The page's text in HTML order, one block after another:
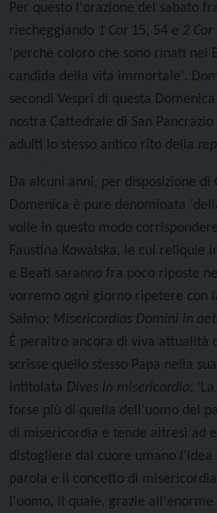
Per questo l'orazione del sabato
riecheggiando 1 Cor 15, 54 e 2 Cor
'perché coloro che sono rinati nel
candida della vita immortale'.
secondi Vespri di questa Domenica
nostra Cattedrale di San
adulti lo stesso antico rito della
Da alcuni anni, per disposizione di
Domenica è pure denominata
volle in questo modo
Faustina Kowalska, le cui reliquie
e Beati saranno fra poco riposte
vorremo ogni giorno ripetere con
Salmo: Misericordias Domini in
È peraltro ancora di viva attualità
scrisse quello stesso Papa nella
intitolata Dives in misericordia: '
forse più di quella dell'uomo del
di misericordia e tende altresì ad
distogliere dal cuore umano l'idea
parola e il concetto di
l'uomo, il quale, grazie